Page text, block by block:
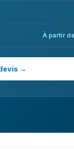
À partir
→